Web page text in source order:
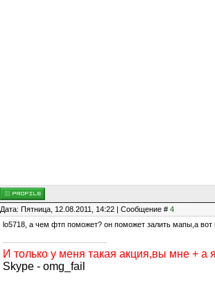
Дата: Пятница, 12.08.2011, 14:22 | Сообщение # 4
lo5718, а чем фтп поможет? он поможет залить мапы,а вот
И только у меня такая акция,вы мне + а
Skype - omg_fail